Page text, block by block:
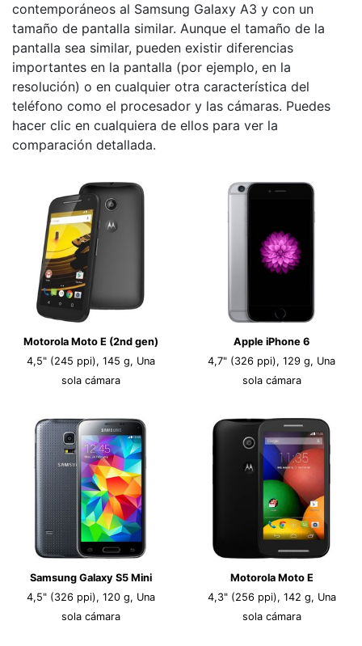
contemporáneos al Samsung Galaxy A3 y con un
tamaño de pantalla similar. Aunque el tamaño de la
pantalla sea similar, pueden existir diferencias
importantes en la pantalla (por ejemplo, en la
resolución) o en cualquier otra característica del
teléfono como el procesador y las cámaras. Puedes
hacer clic en cualquiera de ellos para ver la
comparación detallada.
Motorola Moto E (2nd gen)
4,5" (245 ppi), 145 g, Una
sola cámara
Apple iPhone 6
4,7" (326 ppi), 129 g, Una
sola cámara
Samsung Galaxy S5 Mini
4,5" (326 ppi), 120 g, Una
sola cámara
Motorola Moto E
4,3" (256 ppi), 142 g, Una
sola cámara